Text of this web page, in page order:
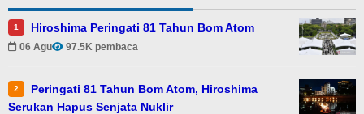
1 Hiroshima Peringati 81 Tahun Bom Atom
06 Agu 97.5K pembaca
2
Peringati 81 Tahun Bom Atom, Hiroshima
Serukan Hapus Senjata Nuklir